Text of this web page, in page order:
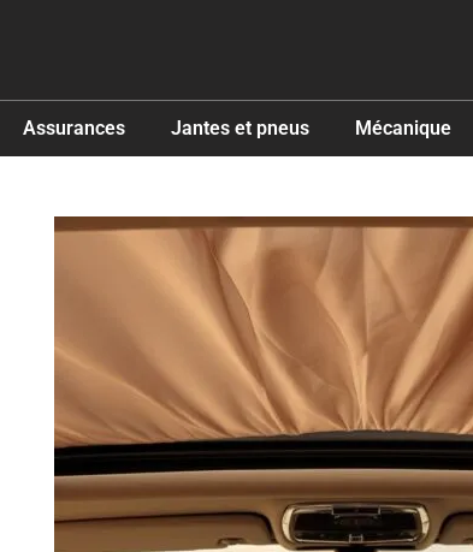
Assurances Jantes et pneus Mécanique